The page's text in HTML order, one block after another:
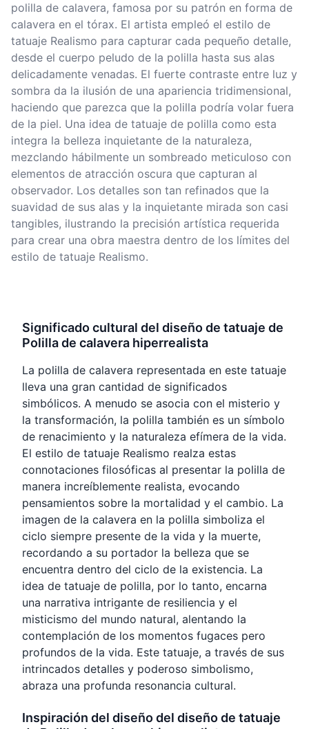
polilla de calavera, famosa por su patrón en forma de
calavera en el tórax. El artista empleó el estilo de
tatuaje Realismo para capturar cada pequeño detalle,
desde el cuerpo peludo de la polilla hasta sus alas
delicadamente venadas. El fuerte contraste entre luz y
sombra da la ilusión de una apariencia tridimensional,
haciendo que parezca que la polilla podría volar fuera
de la piel. Una idea de tatuaje de polilla como esta
integra la belleza inquietante de la naturaleza,
mezclando hábilmente un sombreado meticuloso con
elementos de atracción oscura que capturan al
observador. Los detalles son tan refinados que la
suavidad de sus alas y la inquietante mirada son casi
tangibles, ilustrando la precisión artística requerida
para crear una obra maestra dentro de los límites del
estilo de tatuaje Realismo.
Significado cultural del diseño de tatuaje de
Polilla de calavera hiperrealista
La polilla de calavera representada en este tatuaje
lleva una gran cantidad de significados
simbólicos. A menudo se asocia con el misterio y
la transformación, la polilla también es un símbolo
de renacimiento y la naturaleza efímera de la vida.
El estilo de tatuaje Realismo realza estas
connotaciones filosóficas al presentar la polilla de
manera increíblemente realista, evocando
pensamientos sobre la mortalidad y el cambio. La
imagen de la calavera en la polilla simboliza el
ciclo siempre presente de la vida y la muerte,
recordando a su portador la belleza que se
encuentra dentro del ciclo de la existencia. La
idea de tatuaje de polilla, por lo tanto, encarna
una narrativa intrigante de resiliencia y el
misticismo del mundo natural, alentando la
contemplación de los momentos fugaces pero
profundos de la vida. Este tatuaje, a través de sus
intrincados detalles y poderoso simbolismo,
abraza una profunda resonancia cultural.
Inspiración del diseño del diseño de tatuaje